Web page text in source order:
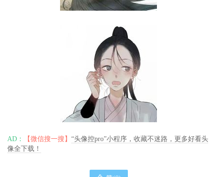
AD： 【微信搜一搜】 “头像控pro”小程序，收藏不迷路，更多好看头
像全下载！